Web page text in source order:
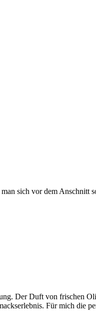
sich vor dem
Der Duft von frischen
Für mich die